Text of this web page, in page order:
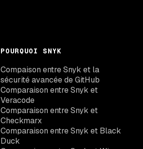
POURQUOI SNYK
Compaison entre Snyk et la
sécurité avancée de GitHub
Comparaison entre Snyk et
Veracode
Comparaison entre Snyk et
Checkmarx
Comparaison entre Snyk et Black
Duck